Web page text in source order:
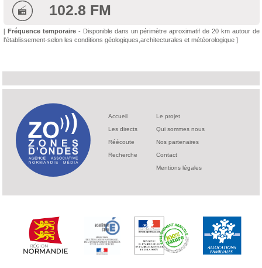
102.8 FM
[ Fréquence temporaire- Disponible dans un périmètre aproximatif de 20 km autour de
l'établissement-selon les conditions géologiques,architecturales et météorologique ]
Accueil
Les directs
Réécoute
Recherche
Le projet
Qui sommes nous
Nos partenaires
Contact
Mentions légales